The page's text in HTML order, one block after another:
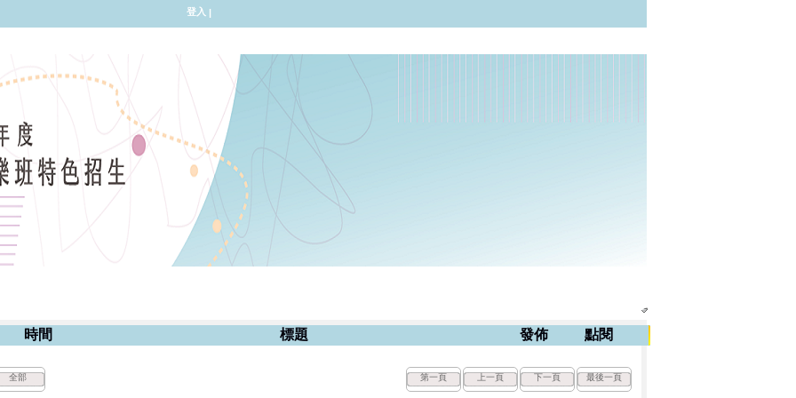
登入 |
▶
時間 標題 發佈 點閱
全部 第一頁 上一頁 下一頁 最後一頁